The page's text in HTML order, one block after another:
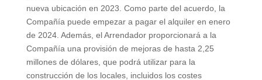
nueva ubicación en 2023. Como parte del acuerdo, la
Compañía puede empezar a pagar el alquiler en enero
de 2024. Además, el Arrendador proporcionará a la
Compañía una provisión de mejoras de hasta 2,25
millones de dólares, que podrá utilizar para la
construcción de los locales, incluidos los costes